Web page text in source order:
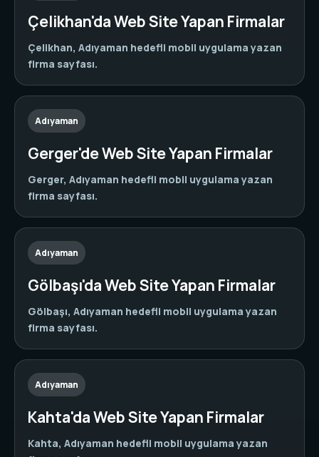
Çelikhan'da Web Site Yapan Firmalar
Çelikhan, Adıyaman hedefli mobil uygulama yazan
firma sayfası.
Adıyaman
Gerger'de Web Site Yapan Firmalar
Gerger, Adıyaman hedefli mobil uygulama yazan
firma sayfası.
Adıyaman
Gölbaşı'da Web Site Yapan Firmalar
Gölbaşı, Adıyaman hedefli mobil uygulama yazan
firma sayfası.
Adıyaman
Kahta'da Web Site Yapan Firmalar
Kahta, Adıyaman hedefli mobil uygulama yazan